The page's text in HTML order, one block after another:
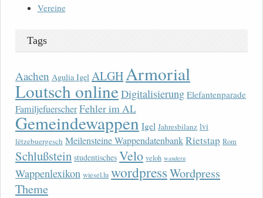
Vereine
Tags
Aachen Agulia Igel ALGHArmorial
Loutsch onlineDigitalisierung Elefantenparade
FamiljefuerscherFehler im AL
Gemeindewappen Igel Jahresbilanz lvi
lëtzebuergesch Meilensteine WappendatenbankRietstap Rom
Schlußstein studentisches Velo veloh wandern
Wappenlexikon wiesel.lu wordpressWordpress
Theme